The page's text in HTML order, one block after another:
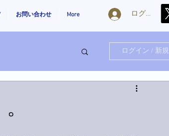
お問い合わせ More ログイン
ログイン / 新